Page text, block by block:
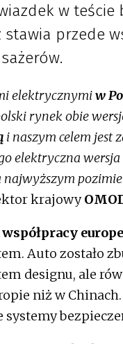
w teście
przede
elektrycznymiw
rynek obie
i naszym celem jest
elektryczna wersja
krajowy
Auto zostało
designu, ale
niż w Chinach.